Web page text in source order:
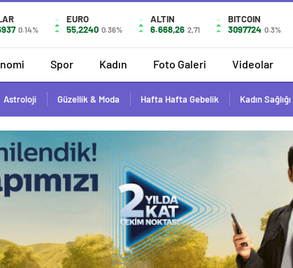
0.14%
EURO
55,2240 0.36%
ALTIN
6.668,26 2,71
BITCOIN
3097724 0.3%
Spor Kadın Foto Galeri Videolar
Astroloji Güzellik & Moda Hafta Hafta Gebelik Kadın Sağlığı